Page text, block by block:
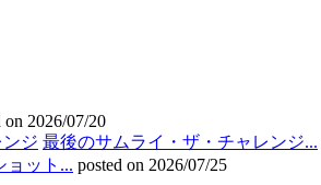
on 2026/07/20
最後のサムライ・ザ・チャレンジ...
ョット... posted on 2026/07/25